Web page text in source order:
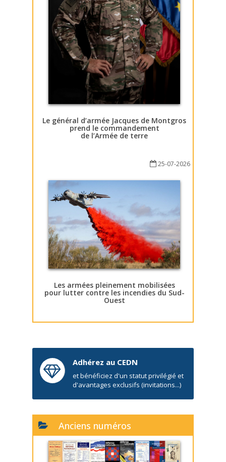
Le général d’armée Jacques de Montgros
prend le commandement
de l’Armée de terre
25-07-2026
Les armées pleinement mobilisées
pour lutter contre les incendies du Sud-
Ouest
Adhérez au CEDN
et bénéficiez d'un statut privilégié et
d'avantages exclusifs (invitations...)
Anciens numéros